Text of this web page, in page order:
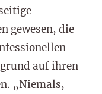
gewesen, die
auf ihren
„Niemals,